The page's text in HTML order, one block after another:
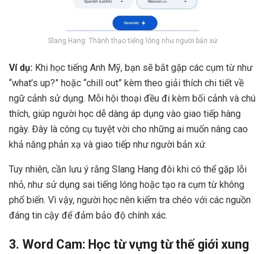
Slang Hang: Thành thạo tiếng lóng như người bản xứ
Ví dụ: Khi học tiếng Anh Mỹ, bạn sẽ bắt gặp các cụm từ như
“what’s up?” hoặc “chill out” kèm theo giải thích chi tiết về
ngữ cảnh sử dụng. Mỗi hội thoại đều đi kèm bối cảnh và chú
thích, giúp người học dễ dàng áp dụng vào giao tiếp hàng
ngày. Đây là công cụ tuyệt vời cho những ai muốn nâng cao
khả năng phản xạ và giao tiếp như người bản xứ.
Tuy nhiên, cần lưu ý rằng Slang Hang đôi khi có thể gặp lỗi
nhỏ, như sử dụng sai tiếng lóng hoặc tạo ra cụm từ không
phổ biến. Vì vậy, người học nên kiểm tra chéo với các nguồn
đáng tin cậy để đảm bảo độ chính xác.
3. Word Cam: Học từ vựng từ thế giới xung